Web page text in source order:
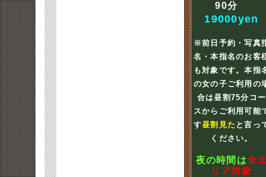
90分
19000yen
※前日予約・写真
名・本指名のお客
も対象です。本指
の女の子ご利用の
合は昼割75分コー
スからご利用可能
す昼割見た と言っ
ください。
夜の時間は全
リア対象